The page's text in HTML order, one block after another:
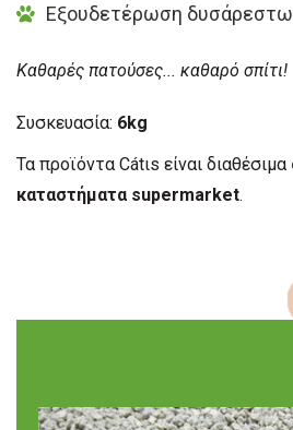
Εξουδετέρωση
Καθαρές πατούσες... καθαρό σπίτι!
Συσκευασία: 6kg
Τα προϊόντα Cátιs είναι διαθέσιμα
καταστήματα supermarket.